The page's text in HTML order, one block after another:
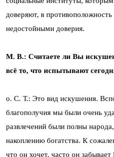
доверяют, в
недостойными доверия.
М. В.: Считаете ли Вы
всё то, что испытывают
о. С. Т.: Это вид искушения.
благополучия мы были очень
развлечений были полны
накоплению богатства. К
что он хочет, часто он